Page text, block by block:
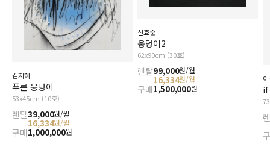
김지혜
푸른 웅덩이
53x45cm (10호)
렌탈39,000원/월
16,334원/월
구매1,000,000원
신효순
웅덩이2
62x90cm (30호)
렌탈99,000원/월
16,334원/월
구매1,500,000원